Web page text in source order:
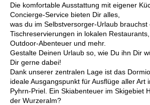
Die komfortable Ausstattung mit eigener
Concierge-Service bieten Dir alles,
was du im Selbstversorger-Urlaub brauchst
Tischreservierungen in lokalen
Outdoor-Abenteuer und mehr.
Gestalte Deinen Urlaub so, wie Du ihn Dir
Dir gerne dabei!
Dank unserer zentralen Lage ist das
ideale Ausgangspunkt für Ausflüge aller Art
Pyhrn-Priel. Ein Skiabenteuer im Skigebiet
der Wurzeralm?